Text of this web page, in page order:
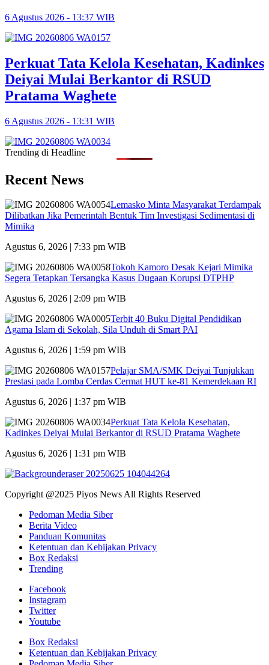
6 Agustus 2026 - 13:37 WIB
Perkuat Tata Kelola Kesehatan, Kadinkes
Deiyai Mulai Berkantor di RSUD
Pratama Waghete
6 Agustus 2026 - 13:31 WIB
Trending di Headline
Recent News
Lemasko Minta Masyarakat Terdampak
Dilibatkan Jika Pemerintah Bentuk Tim Investigasi Sedimentasi di
Mimika
Agustus 6, 2026 | 7:33 pm WIB
Tokoh Kamoro Desak Kejari Mimika
Segera Tetapkan Tersangka Kasus Dugaan Korupsi DTPHP
Agustus 6, 2026 | 2:09 pm WIB
Terbit 40 Buku Digital Pendidikan
Agama Islam di Sekolah, Sila Unduh di Smart PAI
Agustus 6, 2026 | 1:59 pm WIB
Pelajar SMA/SMK Deiyai Tunjukkan
Prestasi pada Lomba Cerdas Cermat HUT ke-81 Kemerdekaan RI
Agustus 6, 2026 | 1:37 pm WIB
Perkuat Tata Kelola Kesehatan,
Kadinkes Deiyai Mulai Berkantor di RSUD Pratama Waghete
Agustus 6, 2026 | 1:31 pm WIB
Copyright @2025 Piyos News All Rights Reserved
Pedoman Media Siber
Berita Video
Panduan Komunitas
Ketentuan dan Kebijakan Privacy
Box Redaksi
Trending
Facebook
Instagram
Twitter
Youtube
Box Redaksi
Ketentuan dan Kebijakan Privacy